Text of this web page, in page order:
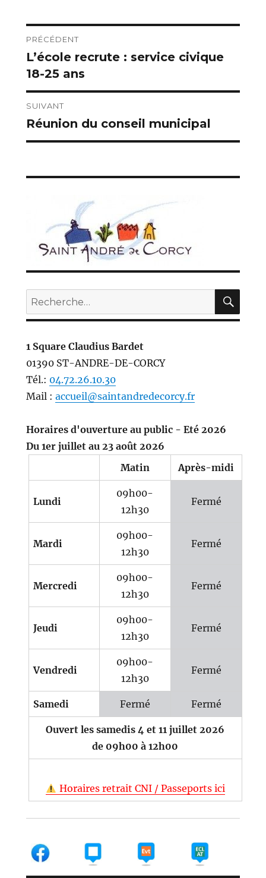
Navigation
de
l’article
PRÉCÉDENT
Publication
précédente :
L’école recrute : service civique
18-25 ans
SUIVANT
Publication
suivante :
Réunion du conseil municipal
Recherche
pour :
1 Square Claudius Bardet
01390 ST-ANDRE-DE-CORCY
Tél.: 04.72.26.10.30
Mail : accueil@saintandredecorcy.fr
Horaires d'ouverture au public - Eté 2026
Du 1er juillet au 23 août 2026
Matin
Après-midi
Lundi
09h00-
12h30
Fermé
Mardi
09h00-
12h30
Fermé
Mercredi
09h00-
12h30
Fermé
Jeudi
09h00-
12h30
Fermé
Vendredi
09h00-
12h30
Fermé
Samedi Fermé Fermé
Ouvert les samedis 4 et 11 juillet 2026
de 09h00 à 12h00
Horaires retrait CNI / Passeports ici